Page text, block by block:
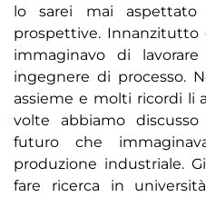
lo sarei mai
prospettive.
immaginavo di
ingegnere di processo.
assieme e molti ricordi li
volte abbiamo
futuro che
produzione industriale.
fare ricerca in